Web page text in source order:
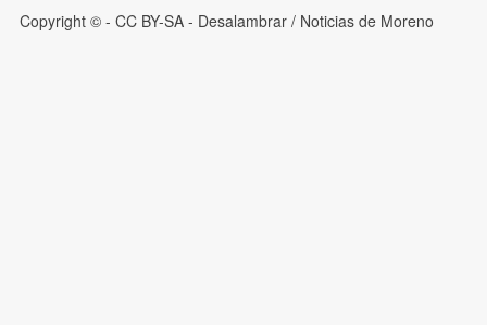
Copyright © - CC BY-SA - Desalambrar / Noticias de Moreno